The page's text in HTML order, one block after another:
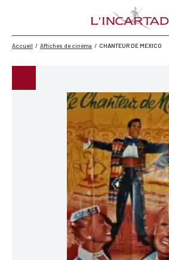
Accueil / Affiches de cinéma / CHANTEUR DE MEXICO